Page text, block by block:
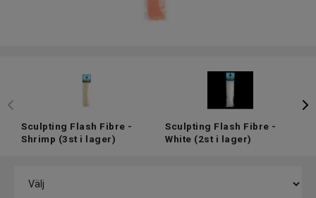
Sculpting Flash Fibre -
Shrimp (3st i lager)
Sculpting Flash Fibre -
White (2st i lager)